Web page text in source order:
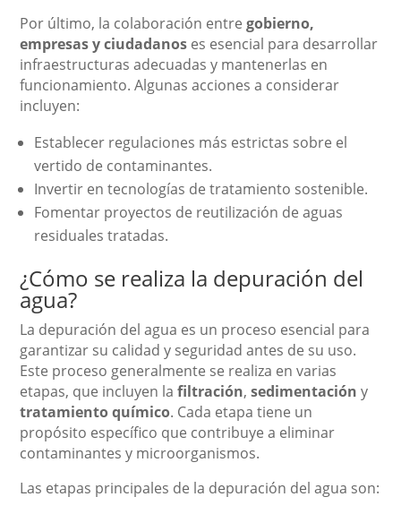
Por último, la colaboración entregobierno,
empresas y ciudadanos es esencial para desarrollar
infraestructuras adecuadas y mantenerlas en
funcionamiento. Algunas acciones a considerar
incluyen:
Establecer regulaciones más estrictas sobre el
vertido de contaminantes.
Invertir en tecnologías de tratamiento sostenible.
Fomentar proyectos de reutilización de aguas
residuales tratadas.
¿Cómo se realiza la depuración del
agua?
La depuración del agua es un proceso esencial para
garantizar su calidad y seguridad antes de su uso.
Este proceso generalmente se realiza en varias
etapas, que incluyen lafiltración,sedimentación y
tratamiento químico. Cada etapa tiene un
propósito específico que contribuye a eliminar
contaminantes y microorganismos.
Las etapas principales de la depuración del agua son: